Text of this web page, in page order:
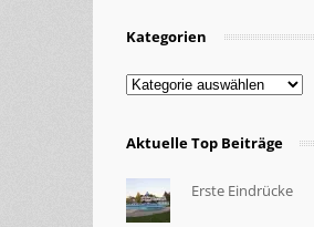
Kategorien
Kategorien
Aktuelle Top Beiträge
Erste Eindrücke